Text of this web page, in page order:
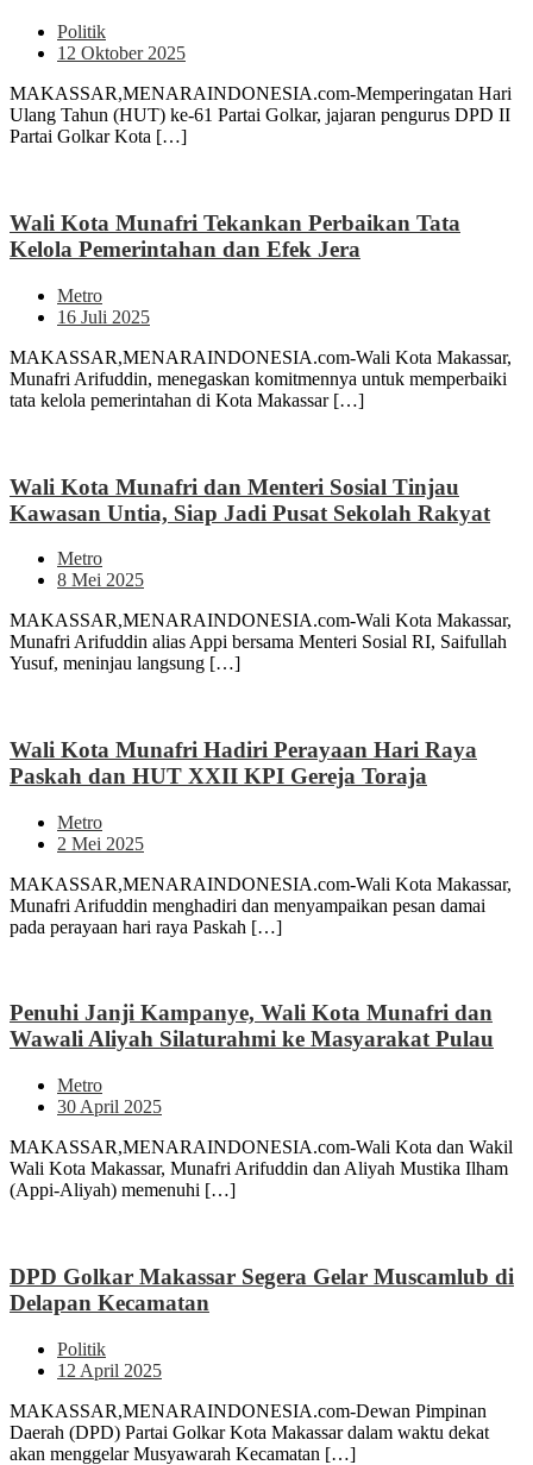
Politik
12 Oktober 2025
MAKASSAR,MENARAINDONESIA.com-Memperingatan Hari
Ulang Tahun (HUT) ke-61 Partai Golkar, jajaran pengurus DPD II
Partai Golkar Kota […]
Wali Kota Munafri Tekankan Perbaikan Tata
Kelola Pemerintahan dan Efek Jera
Metro
16 Juli 2025
MAKASSAR,MENARAINDONESIA.com-Wali Kota Makassar,
Munafri Arifuddin, menegaskan komitmennya untuk memperbaiki
tata kelola pemerintahan di Kota Makassar […]
Wali Kota Munafri dan Menteri Sosial Tinjau
Kawasan Untia, Siap Jadi Pusat Sekolah Rakyat
Metro
8 Mei 2025
MAKASSAR,MENARAINDONESIA.com-Wali Kota Makassar,
Munafri Arifuddin alias Appi bersama Menteri Sosial RI, Saifullah
Yusuf, meninjau langsung […]
Wali Kota Munafri Hadiri Perayaan Hari Raya
Paskah dan HUT XXII KPI Gereja Toraja
Metro
2 Mei 2025
MAKASSAR,MENARAINDONESIA.com-Wali Kota Makassar,
Munafri Arifuddin menghadiri dan menyampaikan pesan damai
pada perayaan hari raya Paskah […]
Penuhi Janji Kampanye, Wali Kota Munafri dan
Wawali Aliyah Silaturahmi ke Masyarakat Pulau
Metro
30 April 2025
MAKASSAR,MENARAINDONESIA.com-Wali Kota dan Wakil
Wali Kota Makassar, Munafri Arifuddin dan Aliyah Mustika Ilham
(Appi-Aliyah) memenuhi […]
DPD Golkar Makassar Segera Gelar Muscamlub di
Delapan Kecamatan
Politik
12 April 2025
MAKASSAR,MENARAINDONESIA.com-Dewan Pimpinan
Daerah (DPD) Partai Golkar Kota Makassar dalam waktu dekat
akan menggelar Musyawarah Kecamatan […]